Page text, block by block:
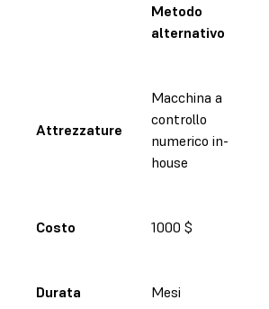
Metodo
alternativo
Attrezzature
Macchina a
controllo
numerico in-
house
Costo 1000 $
Durata Mesi